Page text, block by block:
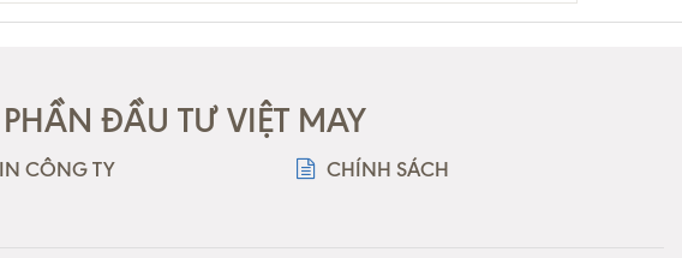
ĐẦU TƯ VIỆT MAY
CÔNG TY CHÍNH SÁCH